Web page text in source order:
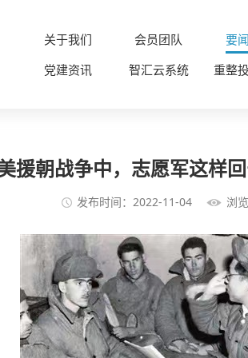
关于我们 会员团队 要
党建资讯
智汇云系统 重整
援朝战争中，志愿军这样
发布时间：2022-11-04 浏